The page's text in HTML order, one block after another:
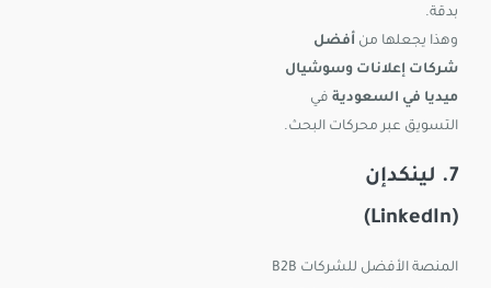
بدقة.
وهذا يجعلها من أفضل
شركات إعلانات وسوشيال
ميديا في السعودية في
التسويق عبر محركات البحث.
7. لينكدإن
(LinkedIn)
المنصة الأفضل للشركات B2B